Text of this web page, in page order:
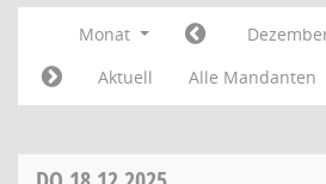
Monat
Aktuell
Alle Mandanten